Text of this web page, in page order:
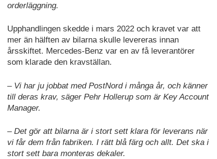
orderläggning.
Upphandlingen skedde i mars 2022 och kravet var att
mer än hälften av bilarna skulle levereras innan
årsskiftet. Mercedes-Benz var en av få leverantörer
som klarade den kravställan.
– Vi har ju jobbat med PostNord i många år, och känner
till deras krav, säger Pehr Hollerup som är Key Account
Manager.
– Det gör att bilarna är i stort sett klara för leverans när
vi får dem från fabriken. I rätt blå färg och allt. Det ska i
stort sett bara monteras dekaler.